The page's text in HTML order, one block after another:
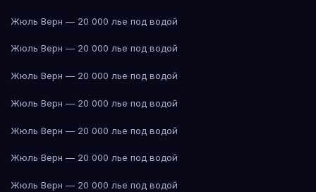
Жюль Верн — 20 000 лье под водой
Жюль Верн — 20 000 лье под водой
Жюль Верн — 20 000 лье под водой
Жюль Верн — 20 000 лье под водой
Жюль Верн — 20 000 лье под водой
Жюль Верн — 20 000 лье под водой
Жюль Верн — 20 000 лье под водой